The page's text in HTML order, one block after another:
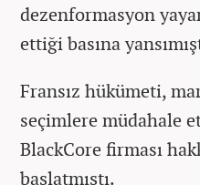
dezenformasyon
ettiği basına
Fransız hükümeti,
seçimlere müdahale
BlackCore firması
başlatmıştı.